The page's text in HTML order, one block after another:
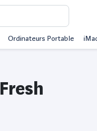
Ordinateurs Portable
Fresh